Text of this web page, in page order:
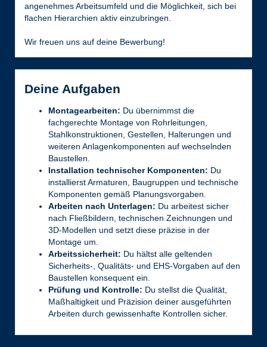
angenehmes Arbeitsumfeld und die Möglichkeit, sich bei
flachen Hierarchien aktiv einzubringen.
Wir freuen uns auf deine Bewerbung!
Deine Aufgaben
Montagearbeiten: Du übernimmst die
fachgerechte Montage von Rohrleitungen,
Stahlkonstruktionen, Gestellen, Halterungen und
weiteren Anlagenkomponenten auf wechselnden
Baustellen.
Installation technischer Komponenten: Du
installierst Armaturen, Baugruppen und technische
Komponenten gemäß Planungsvorgaben.
Arbeiten nach Unterlagen: Du arbeitest sicher
nach Fließbildern, technischen Zeichnungen und
3D-Modellen und setzt diese präzise in der
Montage um.
Arbeitssicherheit: Du hältst alle geltenden
Sicherheits-, Qualitäts- und EHS-Vorgaben auf den
Baustellen konsequent ein.
Prüfung und Kontrolle: Du stellst die Qualität,
Maßhaltigkeit und Präzision deiner ausgeführten
Arbeiten durch gewissenhafte Kontrollen sicher.